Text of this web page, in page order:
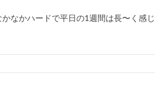
なかハードで平日の1週間は長〜く感